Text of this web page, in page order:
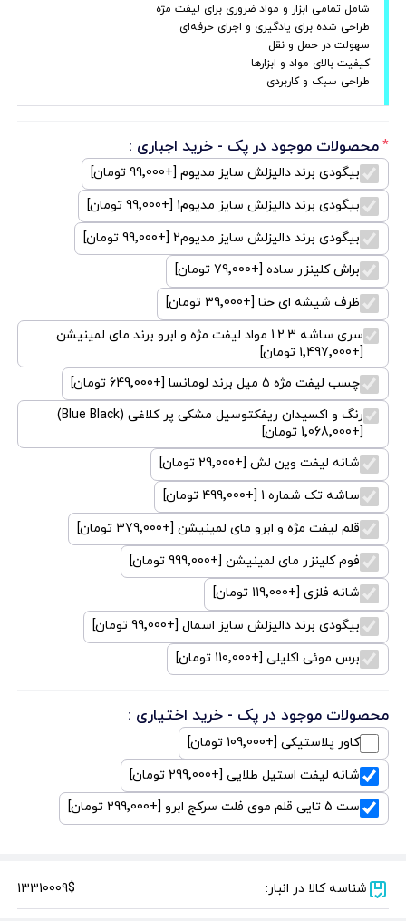
شامل تمامی ابزار و مواد ضروری برای لیفت مژه
طراحی شده برای یادگیری و اجرای حرفه‌ای
سهولت در حمل و نقل
کیفیت بالای مواد و ابزارها
طراحی سبک و کاربردی
* محصولات موجود در پک - خرید اجباری :
بیگودی برند دالیزلش سایز مدیوم [+99٬000 تومان]
بیگودی برند دالیزلش سایز مدیوم1 [+99٬000 تومان]
بیگودی برند دالیزلش سایز مدیوم2 [+99٬000 تومان]
براش کلینزر ساده [+79٬000 تومان]
ظرف شیشه ای حنا [+39٬000 تومان]
سری ساشه 1.2.3 مواد لیفت مژه و ابرو برند مای لمینیشن
[+1٬497٬000 تومان]
چسب لیفت مژه ۵ میل برند لومانسا [+649٬000 تومان]
رنگ و اکسیدان ریفکتوسیل مشکی پر کلاغی (Blue Black)
[+1٬068٬000 تومان]
شانه لیفت وین لش [+29٬000 تومان]
ساشه تک شماره 1 [+499٬000 تومان]
قلم لیفت مژه و ابرو مای لمینیشن [+379٬000 تومان]
فوم کلینزر مای لمینیشن [+999٬000 تومان]
شانه فلزی [+119٬000 تومان]
بیگودی برند دالیزلش سایز اسمال [+99٬000 تومان]
برس موئی اکلیلی [+110٬000 تومان]
محصولات موجود در پک - خرید اختیاری :
کاور پلاستیکی [+109٬000 تومان]
شانه لیفت استیل طلایی [+299٬000 تومان]
ست 5 تایی قلم موی فلت سرکج ابرو [+299٬000 تومان]
شناسه کالا در انبار: 13310009$